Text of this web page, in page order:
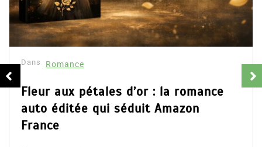
Dans Romance
Fleur aux pétales d’or : la romance
auto éditée qui séduit Amazon
France